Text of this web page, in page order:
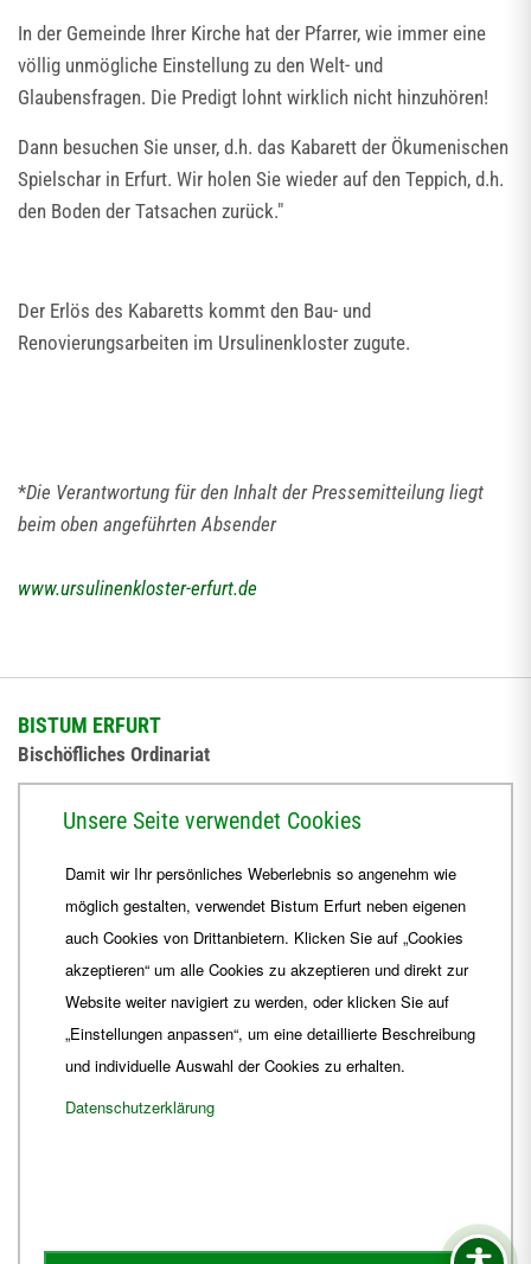
In der Gemeinde Ihrer Kirche hat der Pfarrer, wie immer eine
völlig unmögliche Einstellung zu den Welt- und
Glaubensfragen. Die Predigt lohnt wirklich nicht hinzuhören!
Dann besuchen Sie unser, d.h. das Kabarett der Ökumenischen
Spielschar in Erfurt. Wir holen Sie wieder auf den Teppich, d.h.
den Boden der Tatsachen zurück."
Der Erlös des Kabaretts kommt den Bau- und
Renovierungsarbeiten im Ursulinenkloster zugute.
*Die Verantwortung für den Inhalt der Pressemitteilung liegt
beim oben angeführten Absender
www.ursulinenkloster-erfurt.de
BISTUM ERFURT
Bischöfliches Ordinariat
+49 361 6572-444
ordinariat Bistum-Erfurt.de
Unsere Seite verwendet Cookies
Damit wir Ihr persönliches Weberlebnis so angenehm wie
möglich gestalten, verwendet Bistum Erfurt neben eigenen
auch Cookies von Drittanbietern. Klicken Sie auf „Cookies
akzeptieren“ um alle Cookies zu akzeptieren und direkt zur
Website weiter navigiert zu werden, oder klicken Sie auf
„Einstellungen anpassen“, um eine detaillierte Beschreibung
und individuelle Auswahl der Cookies zu erhalten.
Datenschutzerklärung